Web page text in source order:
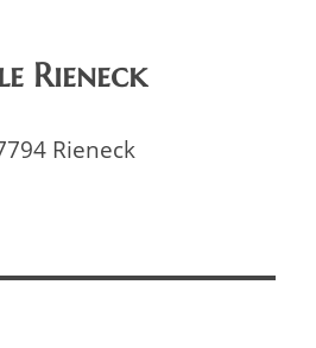
Rieneck
Rieneck